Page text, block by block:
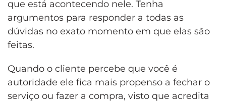
que está acontecendo nele. Tenha
argumentos para responder a todas as
dúvidas no exato momento em que elas são
feitas.
Quando o cliente percebe que você é
autoridade ele fica mais propenso a fechar o
serviço ou fazer a compra, visto que acredita